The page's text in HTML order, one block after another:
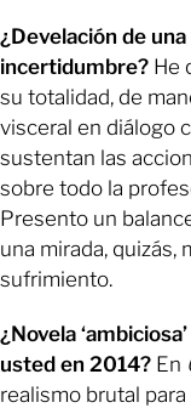
¿Develación de una
incertidumbre? He
su totalidad, de
visceral en diálogo
sustentan las
sobre todo la
Presento un
una mirada, quizás,
sufrimiento.
¿Novela
usted en 2014? En
realismo brutal